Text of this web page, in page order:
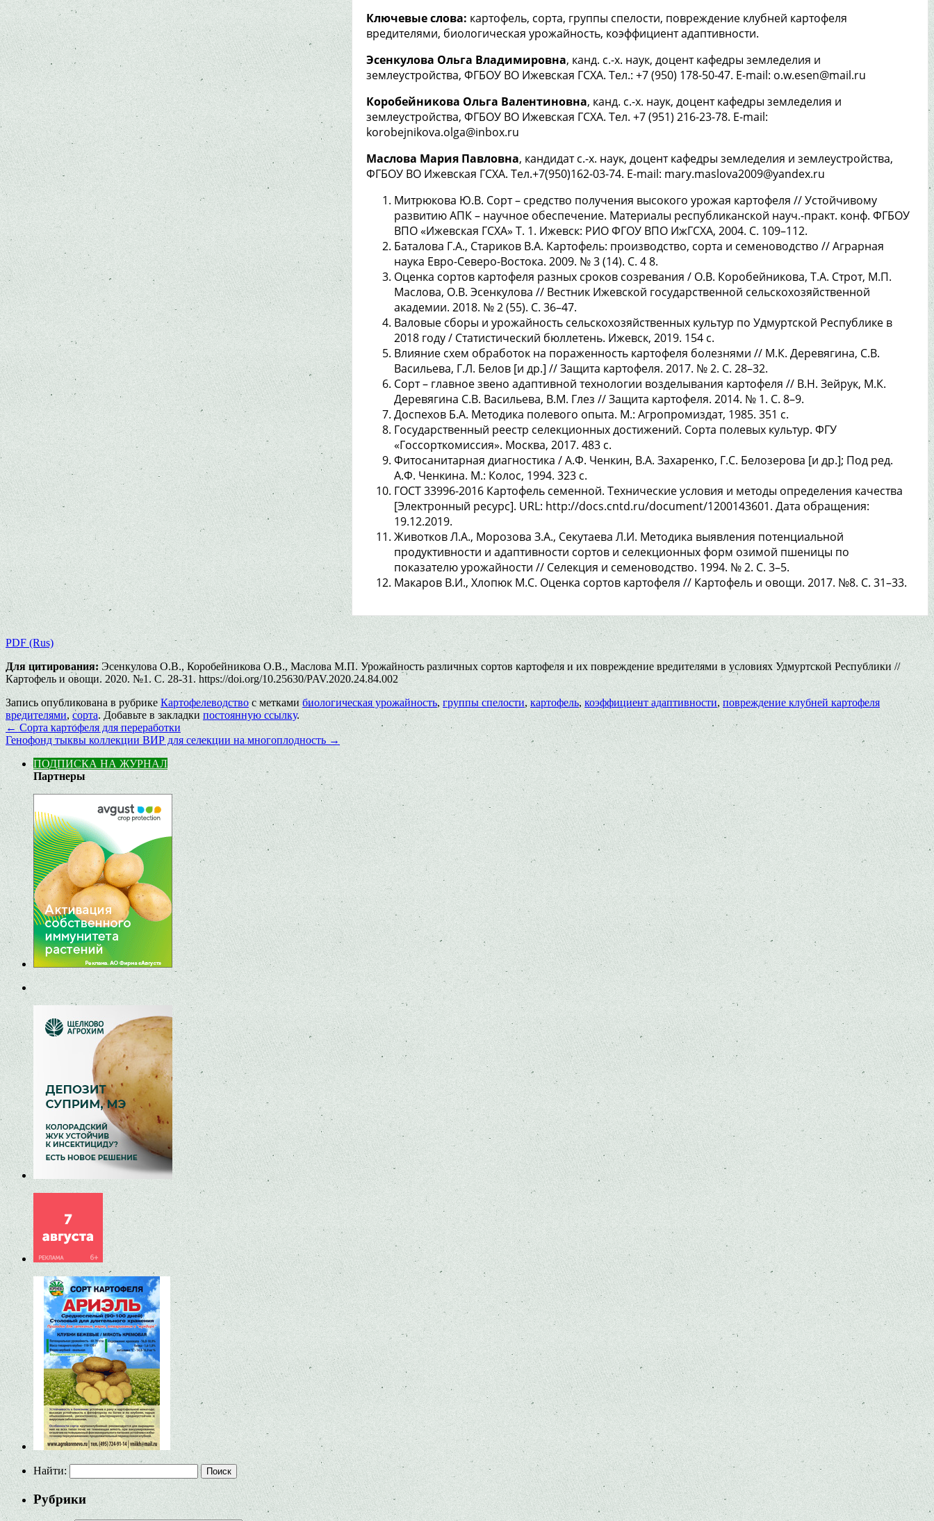
Ключевые слова: картофель, сорта, группы спелости, повреждение клубней картофеля
вредителями, биологическая урожайность, коэффициент адаптивности.
Эсенкулова Ольга Владимировна, канд. с.-х. наук, доцент кафедры земледелия и
землеустройства, ФГБОУ ВО Ижевская ГСХА. Тел.: +7 (950) 178-50-47. E-mail: o.w.esen@mail.ru
Коробейникова Ольга Валентиновна, канд. с.-х. наук, доцент кафедры земледелия и
землеустройства, ФГБОУ ВО Ижевская ГСХА. Тел. +7 (951) 216-23-78. E-mail:
korobejnikova.olga@inbox.ru
Маслова Мария Павловна, кандидат с.-х. наук, доцент кафедры земледелия и землеустройства,
ФГБОУ ВО Ижевская ГСХА. Тел.+7(950)162-03-74. E-mail: mary.maslova2009@yandex.ru
Митрюкова Ю.В. Сорт – средство получения высокого урожая картофеля // Устойчивому
развитию АПК – научное обеспечение. Материалы республиканской науч.-практ. конф. ФГБОУ
ВПО «Ижевская ГСХА» Т. 1. Ижевск: РИО ФГОУ ВПО ИжГСХА, 2004. С. 109–112.
Баталова Г.А., Стариков В.А. Картофель: производство, сорта и семеноводство // Аграрная
наука Евро-Северо-Востока. 2009. № 3 (14). С. 4 8.
Оценка сортов картофеля разных сроков созревания / О.В. Коробейникова, Т.А. Строт, М.П.
Маслова, О.В. Эсенкулова // Вестник Ижевской государственной сельскохозяйственной
академии. 2018. № 2 (55). С. 36–47.
Валовые сборы и урожайность сельскохозяйственных культур по Удмуртской Республике в
2018 году / Статистический бюллетень. Ижевск, 2019. 154 с.
Влияние схем обработок на пораженность картофеля болезнями // М.К. Деревягина, С.В.
Васильева, Г.Л. Белов [и др.] // Защита картофеля. 2017. № 2. С. 28–32.
Сорт – главное звено адаптивной технологии возделывания картофеля // В.Н. Зейрук, М.К.
Деревягина С.В. Васильева, В.М. Глез // Защита картофеля. 2014. № 1. С. 8–9.
Доспехов Б.А. Методика полевого опыта. М.: Агропромиздат, 1985. 351 с.
Государственный реестр селекционных достижений. Сорта полевых культур. ФГУ
«Госсорткомиссия». Москва, 2017. 483 с.
Фитосанитарная диагностика / А.Ф. Ченкин, В.А. Захаренко, Г.С. Белозерова [и др.]; Под ред.
А.Ф. Ченкина. М.: Колос, 1994. 323 с.
ГОСТ 33996-2016 Картофель семенной. Технические условия и методы определения качества
[Электронный ресурс]. URL: http://docs.cntd.ru/document/1200143601. Дата обращения:
19.12.2019.
Животков Л.А., Морозова З.А., Секутаева Л.И. Методика выявления потенциальной
продуктивности и адаптивности сортов и селекционных форм озимой пшеницы по
показателю урожайности // Селекция и семеноводство. 1994. № 2. С. 3–5.
Макаров В.И., Хлопюк М.С. Оценка сортов картофеля // Картофель и овощи. 2017. №8. С. 31–33.
PDF (Rus)
Для цитирования: Эсенкулова О.В., Коробейникова О.В., Маслова М.П. Урожайность различных сортов картофеля и их повреждение вредителями в условиях Удмуртской Республики //
Картофель и овощи. 2020. №1. С. 28-31. https://doi.org/10.25630/PAV.2020.24.84.002
Запись опубликована в рубрике Картофелеводствос меткамибиологическая урожайность, группы спелости,картофель,коэффициент адаптивности,повреждение клубней картофеля
вредителями, сорта. Добавьте в закладки постоянную ссылку.
←Сорта картофеля для переработки
Генофонд тыквы коллекции ВИР для селекции на многоплодность →
ПОДПИСКА НА ЖУРНАЛ
Партнеры
Найти:
Рубрики